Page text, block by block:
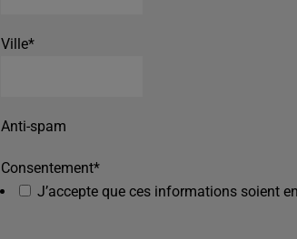
Ville*
Anti-spam
Consentement*
J’accepte que ces informations soient